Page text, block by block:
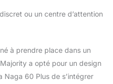
ou un centre d’attention
à prendre place dans un
a opté pour un design
Naga 60 Plus de s’intégrer